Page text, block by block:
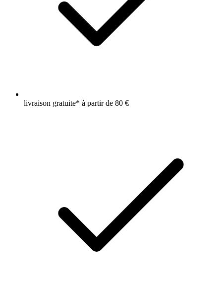
livraison gratuite* à partir de 80 €